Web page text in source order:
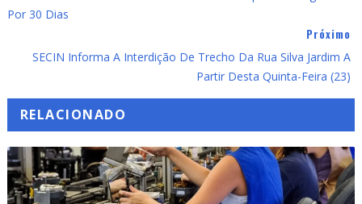
Por 30 Dias
Próximo
SECIN Informa A Interdição De Trecho Da Rua Silva Jardim A
Partir Desta Quinta-Feira (23)
RELACIONADO